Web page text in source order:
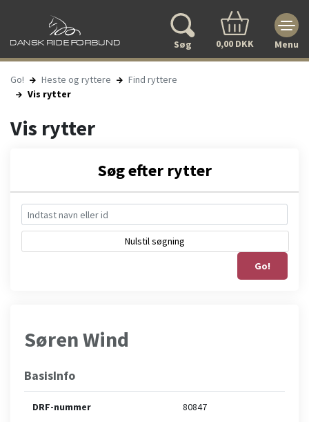
Søg 0,00 DKK Menu
Go! Heste og ryttere
Find ryttere
Vis rytter
Vis rytter
Søg efter rytter
Nulstil søgning
Go!
Søren Wind
BasisInfo
DRF-nummer 80847